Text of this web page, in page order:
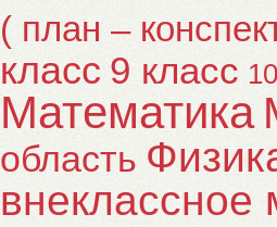
( план –
класс 9 класс
Математика
область
внеклассное